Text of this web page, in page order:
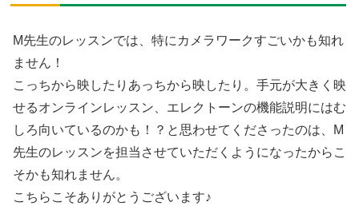
M先生のレッスンでは、特にカメラワークすごいかも知れ
ません！
こっちから映したりあっちから映したり。手元が大きく映
せるオンラインレッスン、エレクトーンの機能説明にはむ
しろ向いているのかも！？と思わせてくださったのは、M
先生のレッスンを担当させていただくようになったからこ
そかも知れません。
こちらこそありがとうございます♪